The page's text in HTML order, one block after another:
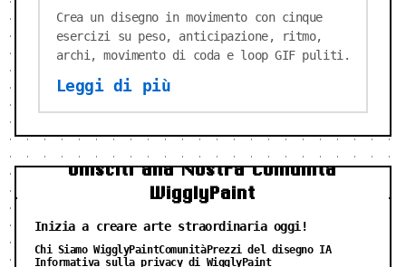
Crea un disegno in movimento con cinque
esercizi su peso, anticipazione, ritmo,
archi, movimento di coda e loop GIF puliti.
Leggi di più
Unisciti alla Nostra Comunità
WigglyPaint
Inizia a creare arte straordinaria oggi!
Chi Siamo WigglyPaintComunitàPrezzi del disegno IA
Informativa sulla privacy di WigglyPaint